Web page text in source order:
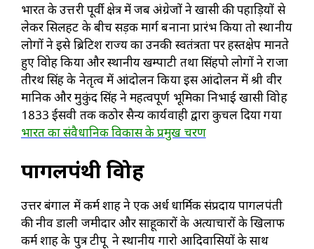
भारत के उत्तरी पूर्वी क्षेत्र में जब अंग्रेजों ने खासी की पहाड़ियों से
लेकर सिलहट के बीच सड़क मार्ग बनाना प्रारंभ किया तो स्थानीय
लोगों ने इसे ब्रिटिश राज्य का उनकी स्वतंत्रता पर हस्तक्षेप मानते
हुए विद्रोह किया और स्थानीय खम्पाटी तथा सिंहपो लोगों ने राजा
तीरथ सिंह के नेतृत्व में आंदोलन किया इस आंदोलन में श्री वीर
मानिक और मुकुंद सिंह ने महत्वपूर्ण भूमिका निभाई खासी विद्रोह
1833 ईसवी तक कठोर सैन्य कार्यवाही द्वारा कुचल दिया गया
भारत का संवैधानिक विकास के प्रमुख चरण
पागलपंथी विद्रोह
उत्तर बंगाल में कर्म शाह ने एक अर्ध धार्मिक संप्रदाय पागलपंती
की नीव डाली जमीदार और साहूकारों के अत्याचारों के खिलाफ
कर्म शाह के पुत्र टीपू ने स्थानीय गारो आदिवासियों के साथ